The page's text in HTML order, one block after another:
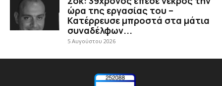
ώρα της εργασίας του –
Κατέρρευσε μπροστά στα μάτια
συναδέλφων...
5 Αυγούστου 2026